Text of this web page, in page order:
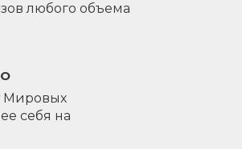
любого объема
Мировых
себя на